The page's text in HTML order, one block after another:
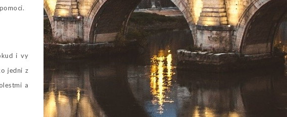
i vy
jedni z
a